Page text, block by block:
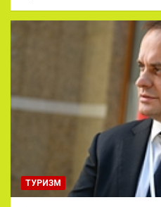
ТУРИЗМ